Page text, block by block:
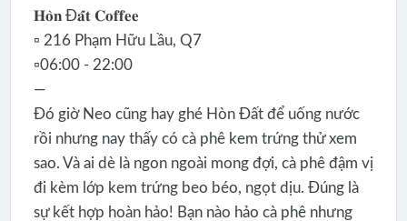
𝐇𝐨̀𝐧 Đ𝐚̂́𝐭 𝐂𝐨𝐟𝐟𝐞𝐞
▫️ 216 Phạm Hữu Lầu, Q7
▫️06:00 - 22:00
—
Đó giờ Neo cũng hay ghé Hòn Đất để uống nước
rồi nhưng nay thấy có cà phê kem trứng thử xem
sao. Và ai dè là ngon ngoài mong đợi, cà phê đậm vị
đi kèm lớp kem trứng beo béo, ngọt dịu. Đúng là
sự kết hợp hoàn hảo! Bạn nào hảo cà phê nhưng